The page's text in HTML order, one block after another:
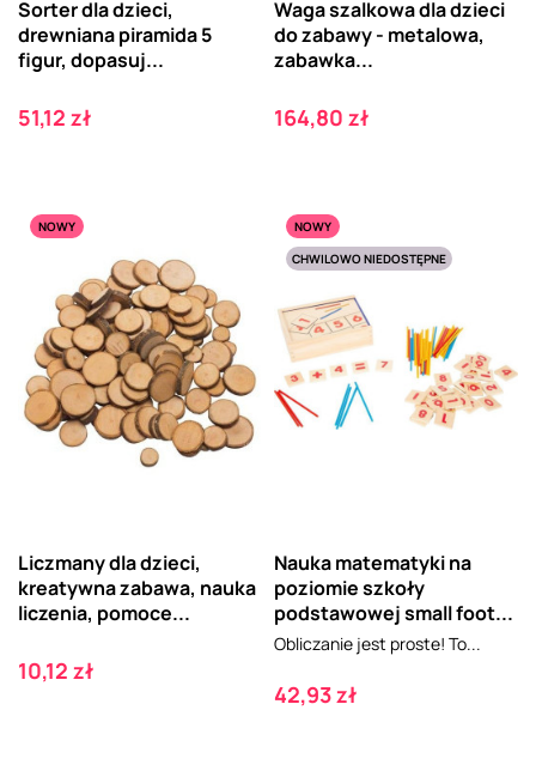
Sorter dla dzieci,
drewniana piramida 5
figur, dopasuj...
Cena
51,12 zł
Waga szalkowa dla dzieci
do zabawy - metalowa,
zabawka...
Cena
164,80 zł
NOWY
Liczmany dla dzieci,
kreatywna zabawa, nauka
liczenia, pomoce...
Cena
10,12 zł
NOWY
CHWILOWO NIEDOSTĘPNE
Nauka matematyki na
poziomie szkoły
podstawowej small foot...
Obliczanie jest proste! To...
Cena
42,93 zł